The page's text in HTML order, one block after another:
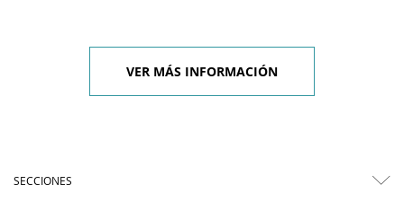
VER MÁS INFORMACIÓN
SECCIONES